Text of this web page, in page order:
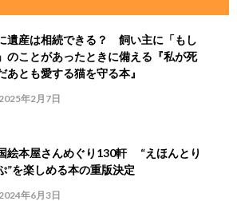
遺産は相続できる？ 飼い主に「もし
のことがあったときに備える『私が死
あとも愛する猫を守る本』
年2月7日
絵本屋さんめぐり130軒 “えほんとり
”を楽しめる本の重版決定
年6月3日